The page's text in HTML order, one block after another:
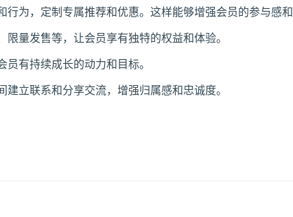
为，定制专属推荐和优惠。这样能够增强会员的参与感
量发售等，让会员享有独特的权益和体验。
有持续成长的动力和目标。
立联系和分享交流，增强归属感和忠诚度。